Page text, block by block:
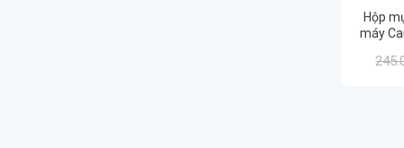
Hộp
máy